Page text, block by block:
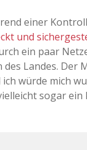
einer
und
ein paar
Landes. Der
würde mich
sogar